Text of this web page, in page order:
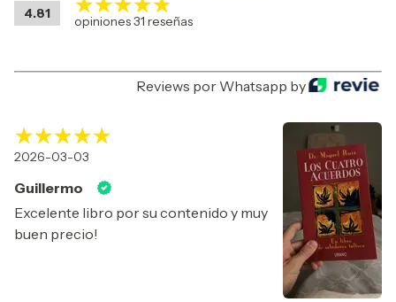
4.81 opiniones 31 reseñas
Reviews por Whatsapp by
2026-03-03
Guillermo
Excelente libro por su contenido y muy
buen precio!